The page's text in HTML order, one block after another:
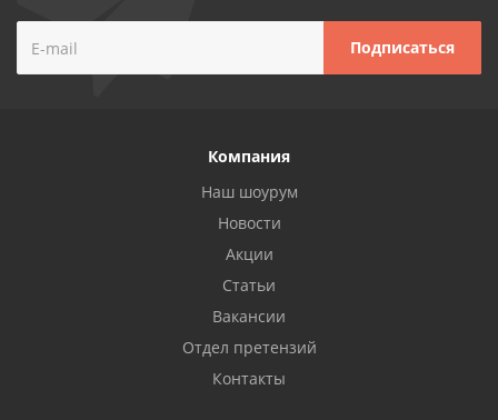
Компания
Наш шоурум
Новости
Акции
Статьи
Вакансии
Отдел претензий
Контакты